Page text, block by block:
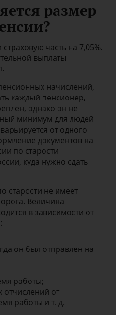
размер
часть на 7,05%.
выплаты
начислений,
каждый пенсионер,
однако он не
минимум для людей
от одного
документов на
по старости
куда нужно сдать
старости не имеет
Величина
в зависимости от
он был отправлен на
работы;
отчислений от
работы и т. д.